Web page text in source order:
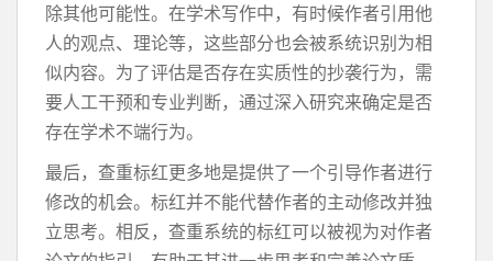
除其他可能性。在学术写作中，有时候作者引用他
人的观点、理论等，这些部分也会被系统识别为相
似内容。为了评估是否存在实质性的抄袭行为，需
要人工干预和专业判断，通过深入研究来确定是否
存在学术不端行为。
最后，查重标红更多地是提供了一个引导作者进行
修改的机会。标红并不能代替作者的主动修改并独
立思考。相反，查重系统的标红可以被视为对作者